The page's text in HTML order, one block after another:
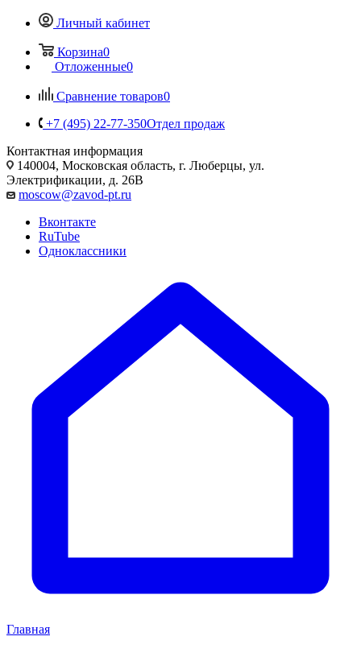
Личный кабинет
Корзина0
Отложенные0
Сравнение товаров0
+7 (495) 22-77-350Отдел продаж
Контактная информация
140004, Московская область, г. Люберцы, ул.
Электрификации, д. 26В
moscow@zavod-pt.ru
Вконтакте
RuTube
Одноклассники
Главная